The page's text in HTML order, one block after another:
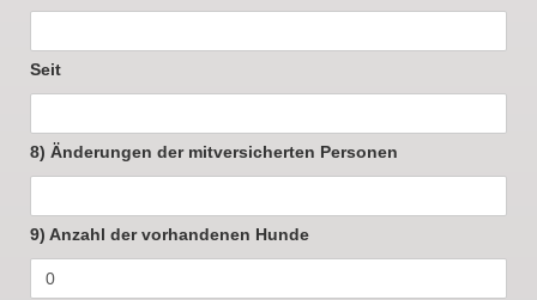
Seit
8) Änderungen der mitversicherten Personen
9) Anzahl der vorhandenen Hunde